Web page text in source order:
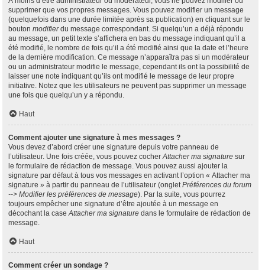
supprimer que vos propres messages. Vous pouvez modifier un message
(quelquefois dans une durée limitée après sa publication) en cliquant sur le
bouton modifierdu message correspondant. Si quelqu’un a déjà répondu
au message, un petit texte s’affichera en bas du message indiquant qu’il a
été modifié, le nombre de fois qu’il a été modifié ainsi que la date et l’heure
de la dernière modification. Ce message n’apparaîtra pas si un modérateur
ou un administrateur modifie le message, cependant ils ont la possibilité de
laisser une note indiquant qu’ils ont modifié le message de leur propre
initiative. Notez que les utilisateurs ne peuvent pas supprimer un message
une fois que quelqu’un y a répondu.
Haut
Comment ajouter une signature à mes messages ?
Vous devez d’abord créer une signature depuis votre panneau de
l’utilisateur. Une fois créée, vous pouvez cocherAttacher ma signature sur
le formulaire de rédaction de message. Vous pouvez aussi ajouter la
signature par défaut à tous vos messages en activant l’option « Attacher ma
signature » à partir du panneau de l’utilisateur (ongletPréférences du forum
--> Modifier les préférences de message). Par la suite, vous pourrez
toujours empêcher une signature d’être ajoutée à un message en
décochant la caseAttacher ma signature dans le formulaire de rédaction de
message.
Haut
Comment créer un sondage ?